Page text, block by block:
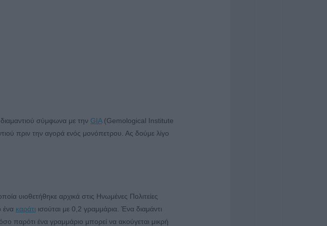
διαμαντιού σύμφωνα με την GIA(Gemological Institute
πριν την αγορά ενός μονόπετρου. Ας δούμε λίγο
υιοθετήθηκε αρχικά στις Ηνωμένες Πολιτείες
ένα καράτι ισούται με 0,2 γραμμάρια. Ένα διαμάντι
παρότι ένα γραμμάριο μπορεί να ακούγεται μικρή